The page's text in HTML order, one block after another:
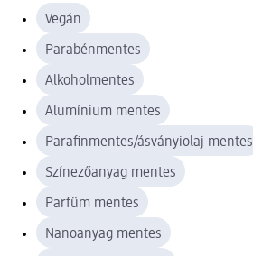
Vegán
Parabénmentes
Alkoholmentes
Alumínium mentes
Parafinmentes/ásványiolaj mentes
Színezőanyag mentes
Parfüm mentes
Nanoanyag mentes